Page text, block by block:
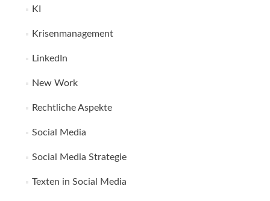
KI
Krisenmanagement
LinkedIn
New Work
Rechtliche Aspekte
Social Media
Social Media Strategie
Texten in Social Media